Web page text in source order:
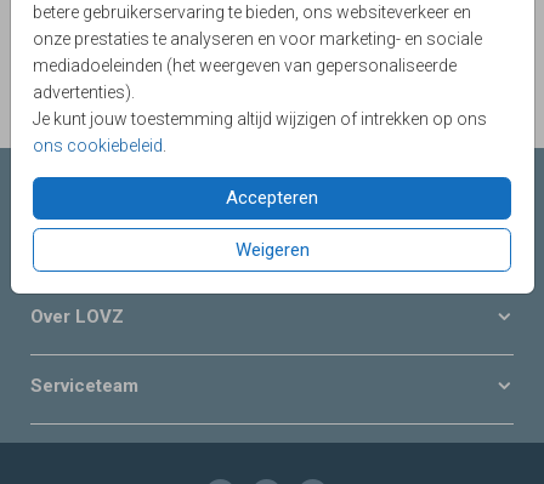
betere gebruikerservaring te bieden, ons websiteverkeer en
onze prestaties te analyseren en voor marketing- en sociale
mediadoeleinden (het weergeven van gepersonaliseerde
advertenties).
Je kunt jouw toestemming altijd wijzigen of intrekken op ons
ons cookiebeleid
Accepteren
Weigeren
OMSCHRIJVING
donkerblauw 22 x 11
Prijs:€ 0,45
Collecties LOVZ
Onze service & diensten
Over LOVZ
Serviceteam